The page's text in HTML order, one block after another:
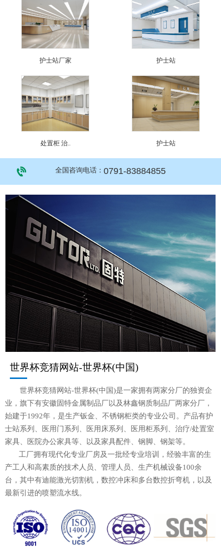
护士站厂家 护士站
处置柜 治.. 护士站
全国咨询电话： 0791-83884855
世界杯竞猜网站-世界杯(中国)
世界杯竞猜网站-世界杯(中国)是一家拥有两家分厂的独资企
业，旗下有安徽固特金属制品厂以及林鑫钢质制品厂两家分厂，
始建于1992年，是生产钣金、不锈钢柜类的专业公司。产品有护
士站系列、医用门系列、医用床系列、医用柜系列、治疗/处置室
家具、医院办公家具等、以及家具配件、钢脚、钢架等。
工厂拥有现代化专业厂房及一批经专业培训，经验丰富的生
产工人和高素质的技术人员、管理人员、生产机械设备100余
台，其中有迪能激光切割机，数控冲床和多台数控折弯机，以及
最新引进的喷塑流水线。